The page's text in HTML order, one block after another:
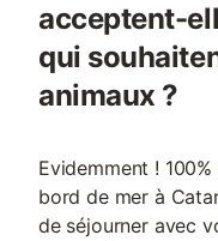
acceptent-
qui
animaux ?
Evidemment !
bord de mer à
de séjourner avec